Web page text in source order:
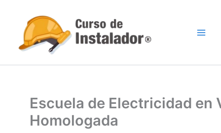
contenido
Escuela de Electricidad en
Homologada